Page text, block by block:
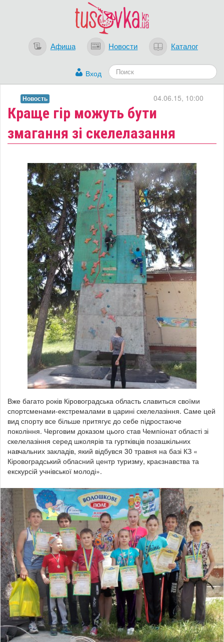
Афиша Новости Каталог
Вход
Краще гір можуть бути
змагання зі скелелазання
04.06.15, 10:00
Новость
Вже багато років Кіровоградська область славиться своїми
спортсменами-екстремалами в царині скелелазіння. Саме цей
вид спорту все більше притягує до себе підростаюче
покоління. Черговим доказом цього став Чемпіонат області зі
скелелазіння серед школярів та гуртківців позашкільних
навчальних закладів, який відбувся 30 травня на базі КЗ «
Кіровоградський обласний центр туризму, краєзнавства та
екскурсій учнівської молоді».